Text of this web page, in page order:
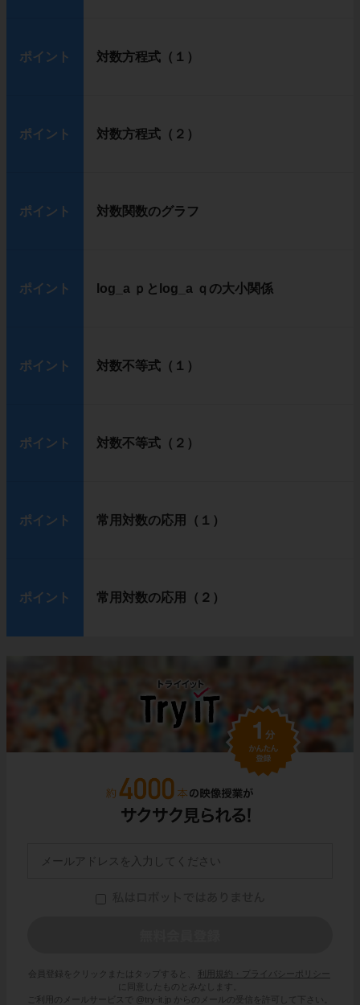
ポイント 対数方程式（１）
ポイント 対数方程式（２）
ポイント 対数関数のグラフ
ポイント log_a ｐとlog_a ｑの大小関係
ポイント 対数不等式（１）
ポイント 対数不等式（２）
ポイント 常用対数の応用（１）
ポイント 常用対数の応用（２）
会員登録をクリックまたはタップすると、
利用規約・プライバシーポリシー
に同意したものとみなします。
ご利用のメールサービスで @try-it.jp からのメールの受信を許可して下さい。